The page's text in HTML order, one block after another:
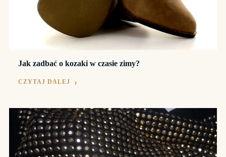
Jak zadbać o kozaki w czasie zimy?
CZYTAJ DALEJ